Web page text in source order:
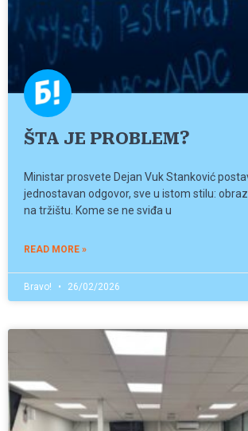
ŠTA JE PROBLEM?
Ministar prosvete Dejan Vuk Stanković
jednostavan odgovor, sve u istom stilu:
na tržištu. Kome se ne sviđa u
READ MORE »
Bravo! 26/02/2026